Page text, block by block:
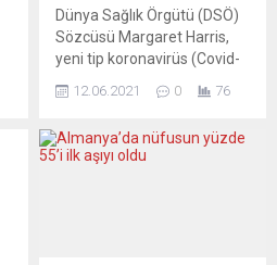
Dünya Sağlık Örgütü (DSÖ)
Sözcüsü Margaret Harris,
yeni tip koronavirüs (Covid-
da maske takılması
”İstediğimiz şey (virüsün)
bulaşmasını azaltmak.
12.06.2021 0 76